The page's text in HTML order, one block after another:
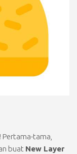
tama,
buat New Layer